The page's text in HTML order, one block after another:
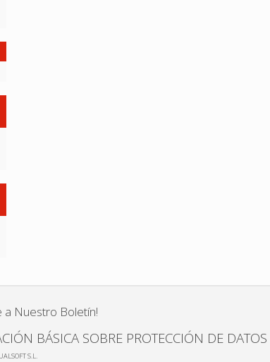
a Nuestro Boletín!
BÁSICA SOBRE PROTECCIÓN DE DATOS
S.L.